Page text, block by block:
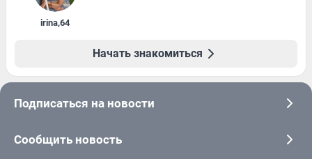
irina,64
Начать знакомиться
Подписаться на новости
Сообщить новость